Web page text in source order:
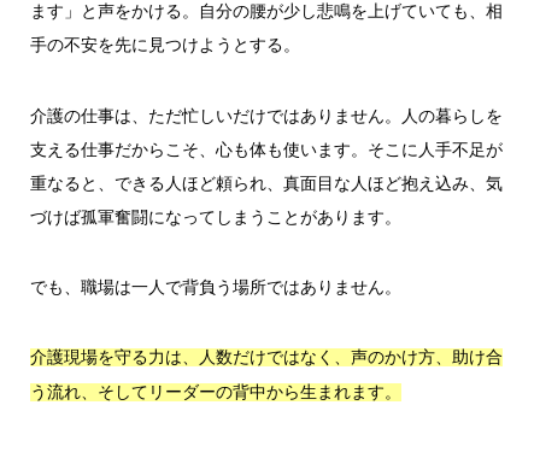
ます」と声をかける。自分の腰が少し悲鳴を上げていても、相
手の不安を先に見つけようとする。
介護の仕事は、ただ忙しいだけではありません。人の暮らしを
支える仕事だからこそ、心も体も使います。そこに人手不足が
重なると、できる人ほど頼られ、真面目な人ほど抱え込み、気
づけば孤軍奮闘になってしまうことがあります。
でも、職場は一人で背負う場所ではありません。
介護現場を守る力は、人数だけではなく、声のかけ方、助け合
う流れ、そしてリーダーの背中から生まれます。